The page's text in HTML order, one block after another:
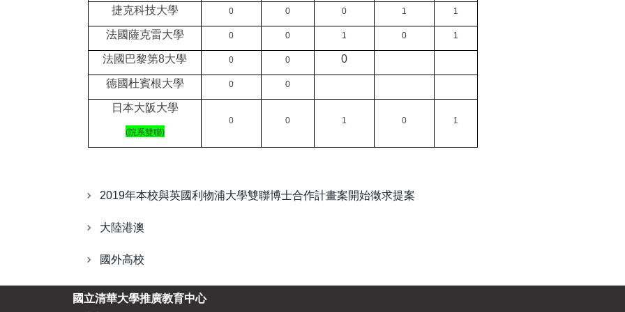
捷克科技大學 0 0 0 1 1
法國薩克雷大學 0 0 1 0 1
法國巴黎第8大學 0 0 0
德國杜賓根大學 0 0
日本大阪大學
(院系雙聯)
0 0 1 0 1
2019年本校與英國利物浦大學雙聯博士合作計畫案開始徵求提案
大陸港澳
國外高校
國立清華大學推廣教育中心